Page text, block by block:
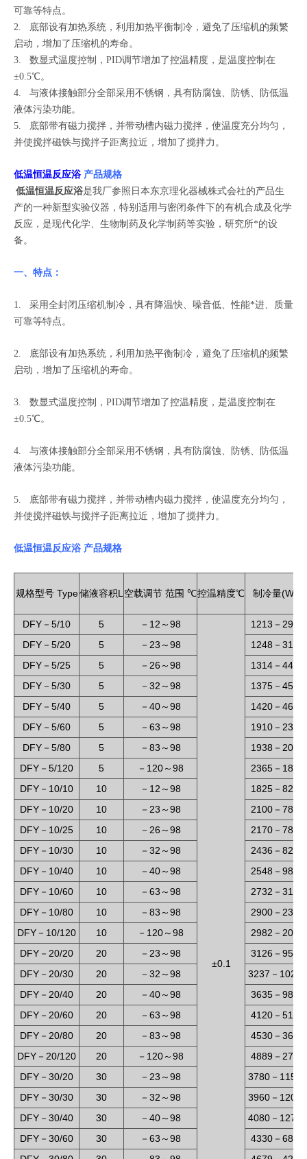
可靠等特点。
2. 底部设有加热系统，利用加热平衡制冷，避免了压缩机的频繁
启动，增加了压缩机的寿命。
3. 数显式温度控制，PID调节增加了控温精度，是温度控制在
±0.5℃。
4. 与液体接触部分全部采用不锈钢，具有防腐蚀、防锈、防低温
液体污染功能。
5. 底部带有磁力搅拌，并带动槽内磁力搅拌，使温度充分均匀，
并使搅拌磁铁与搅拌子距离拉近，增加了搅拌力。
低温恒温反应浴 产品规格
低温恒温反应浴是我厂参照日本东京理化器械株式会社的产品生
产的一种新型实验仪器，特别适用与密闭条件下的有机合成及化学
反应，是现代化学、生物制药及化学制药等实验，研究所*的设
备。
一、特点：
1. 采用全封闭压缩机制冷，具有降温快、噪音低、性能*进、质量
可靠等特点。
2. 底部设有加热系统，利用加热平衡制冷，避免了压缩机的频繁
启动，增加了压缩机的寿命。
3. 数显式温度控制，PID调节增加了控温精度，是温度控制在
±0.5℃。
4. 与液体接触部分全部采用不锈钢，具有防腐蚀、防锈、防低温
液体污染功能。
5. 底部带有磁力搅拌，并带动槽内磁力搅拌，使温度充分均匀，
并使搅拌磁铁与搅拌子距离拉近，增加了搅拌力。
低温恒温反应浴 产品规格
规格型号Type储液容积L 空载调节 范围 ℃控温精度℃ 制冷量(W)
DFY － 5/10 5 － 12 ～ 98
±0.1
1213 － 290
DFY － 5/20 5 － 23 ～ 98 1248 － 319
DFY － 5/25 5 － 26 ～ 98 1314 － 447
DFY － 5/30 5 － 32 ～ 98 1375 － 450
DFY － 5/40 5 － 40 ～ 98 1420 － 462
DFY － 5/60 5 － 63 ～ 98 1910 － 230
DFY － 5/80 5 － 83 ～ 98 1938 － 200
DFY － 5/120 5 － 120 ～ 98 2365 － 180
DFY － 10/10 10 － 12 ～ 98 1825 － 820
DFY － 10/20 10 － 23 ～ 98 2100 － 780
DFY － 10/25 10 － 26 ～ 98 2170 － 780
DFY － 10/30 10 － 32 ～ 98 2436 － 820
DFY － 10/40 10 － 40 ～ 98 2548 － 980
DFY － 10/60 10 － 63 ～ 98 2732 － 310
DFY － 10/80 10 － 83 ～ 98 2900 － 230
DFY － 10/120 10 － 120 ～ 98 2982 － 200
DFY － 20/20 20 － 23 ～ 98 3126 － 950
DFY － 20/30 20 － 32 ～ 98 3237 － 1023
DFY － 20/40 20 － 40 ～ 98 3635 － 980
DFY － 20/60 20 － 63 ～ 98 4120 － 510
DFY － 20/80 20 － 83 ～ 98 4530 － 360
DFY － 20/120 20 － 120 ～ 98 4889 － 270
DFY － 30/20 30 － 23 ～ 98 3780 － 1150
DFY － 30/30 30 － 32 ～ 98 3960 － 1200
DFY － 30/40 30 － 40 ～ 98 4080 － 1270
DFY － 30/60 30 － 63 ～ 98 4330 － 680